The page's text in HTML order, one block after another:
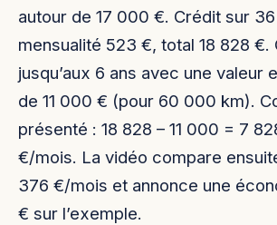
autour de 17 000 €. Crédit sur
mensualité 523 €, total 18 828 €.
jusqu’aux 6 ans avec une valeur
de 11 000 € (pour 60 000 km).
présenté : 18 828 – 11 000 = 7
€/mois. La vidéo compare
376 €/mois et annonce une
€ sur l’exemple.